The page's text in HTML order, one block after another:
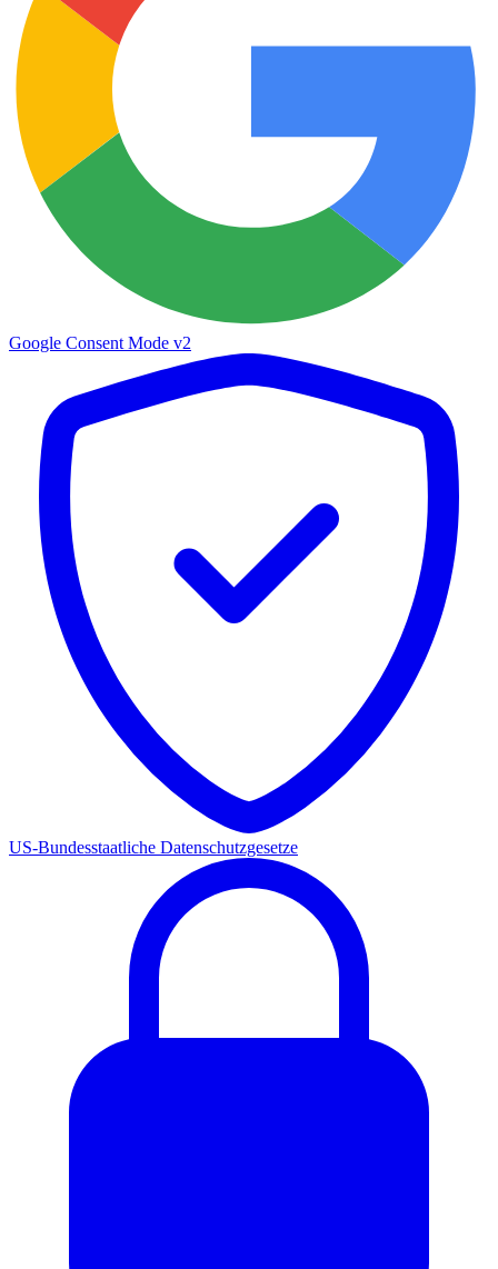
Google Consent Mode v2
US-Bundesstaatliche Datenschutzgesetze